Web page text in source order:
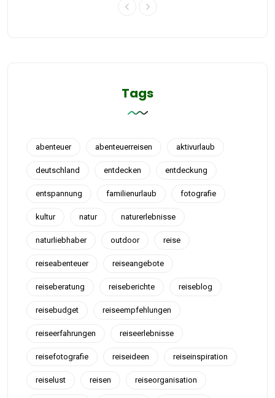
Tags
abenteuer abenteuerreisen aktivurlaub
deutschland entdecken entdeckung
entspannung familienurlaub fotografie
kultur natur naturerlebnisse
naturliebhaber outdoor reise
reiseabenteuer reiseangebote
reiseberatung reiseberichte reiseblog
reisebudget reiseempfehlungen
reiseerfahrungen reiseerlebnisse
reisefotografie reiseideen reiseinspiration
reiselust reisen reiseorganisation